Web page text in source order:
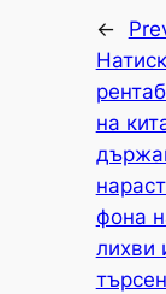
←
на
фона
лихви